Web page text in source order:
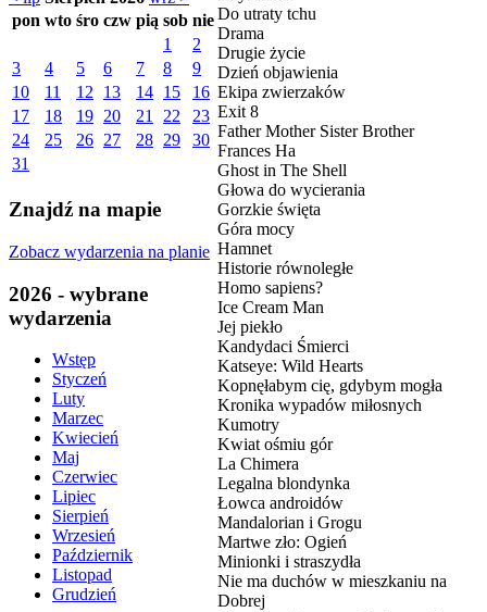
pon wto śro czw pią sob nie
1
2
3
4 5 6 7 8
9
10
11 12 13 14 15
16
17
18 19 20 21 22
23
24
25 26 27 28 29
30
31
Znajdź na mapie
Zobacz wydarzenia na planie
2026 - wybrane
wydarzenia
Wstęp
Styczeń
Luty
Marzec
Kwiecień
Maj
Czerwiec
Lipiec
Sierpień
Wrzesień
Październik
Listopad
Grudzień
Do utraty tchu
Drama
Drugie życie
Dzień objawienia
Ekipa zwierzaków
Exit 8
Father Mother Sister Brother
Frances Ha
Ghost in The Shell
Głowa do wycierania
Gorzkie święta
Góra mocy
Hamnet
Historie równoległe
Homo sapiens?
Ice Cream Man
Jej piekło
Kandydaci Śmierci
Katseye: Wild Hearts
Kopnęłabym cię, gdybym mogła
Kronika wypadów miłosnych
Kumotry
Kwiat ośmiu gór
La Chimera
Legalna blondynka
Łowca androidów
Mandalorian i Grogu
Martwe zło: Ogień
Minionki i straszydła
Nie ma duchów w mieszkaniu na
Dobrej